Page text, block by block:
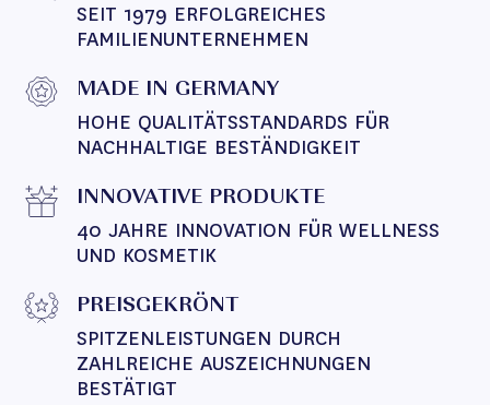
SEIT 1979 ERFOLGREICHES
FAMILIENUNTERNEHMEN
MADE IN GERMANY
HOHE QUALITÄTSSTANDARDS FÜR
NACHHALTIGE BESTÄNDIGKEIT
INNOVATIVE PRODUKTE
40 JAHRE INNOVATION FÜR WELLNESS
UND KOSMETIK
PREISGEKRÖNT
SPITZENLEISTUNGEN DURCH
ZAHLREICHE AUSZEICHNUNGEN
BESTÄTIGT